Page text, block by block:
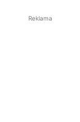
Reklama